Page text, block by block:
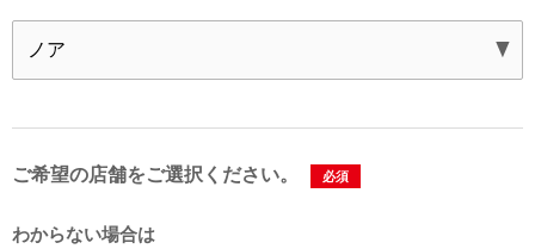
ご希望の店舗をご選択ください。 必須
わからない場合は